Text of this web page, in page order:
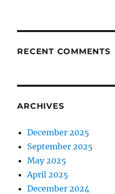
RECENT COMMENTS
ARCHIVES
December 2025
September 2025
May 2025
April 2025
December 2024